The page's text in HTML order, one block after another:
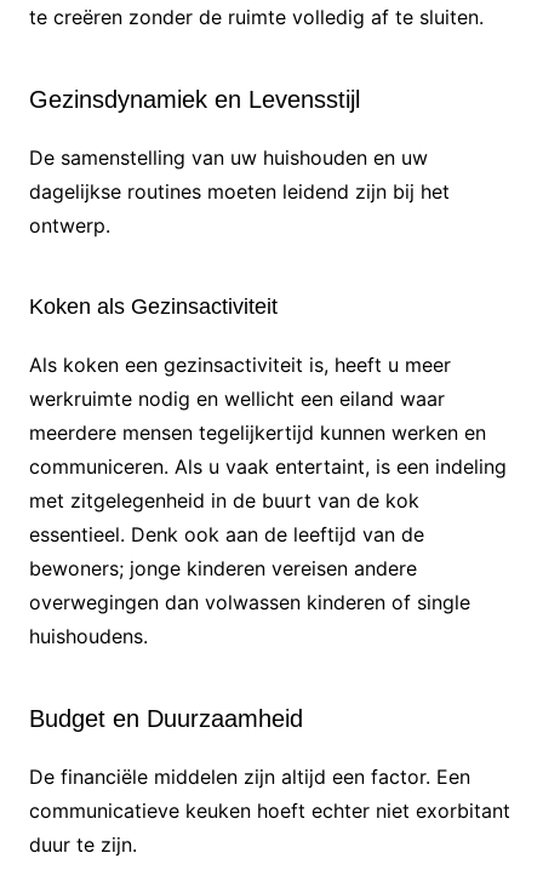
te creëren zonder de ruimte volledig af te sluiten.
Gezinsdynamiek en Levensstijl
De samenstelling van uw huishouden en uw
dagelijkse routines moeten leidend zijn bij het
ontwerp.
Koken als Gezinsactiviteit
Als koken een gezinsactiviteit is, heeft u meer
werkruimte nodig en wellicht een eiland waar
meerdere mensen tegelijkertijd kunnen werken en
communiceren. Als u vaak entertaint, is een indeling
met zitgelegenheid in de buurt van de kok
essentieel. Denk ook aan de leeftijd van de
bewoners; jonge kinderen vereisen andere
overwegingen dan volwassen kinderen of single
huishoudens.
Budget en Duurzaamheid
De financiële middelen zijn altijd een factor. Een
communicatieve keuken hoeft echter niet exorbitant
duur te zijn.